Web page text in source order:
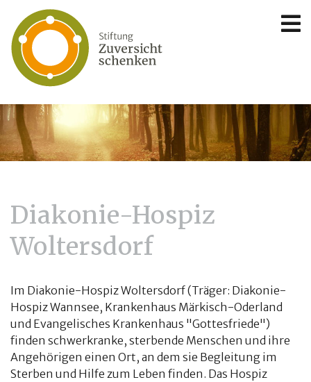
Diakonie-Hospiz
Woltersdorf
Im Diakonie-Hospiz Woltersdorf (Träger: Diakonie-
Hospiz Wannsee, Krankenhaus Märkisch-Oderland
und Evangelisches Krankenhaus "Gottesfriede")
finden schwerkranke, sterbende Menschen und ihre
Angehörigen einen Ort, an dem sie Begleitung im
Sterben und Hilfe zum Leben finden. Das Hospiz